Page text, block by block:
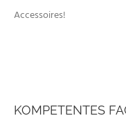
Accessoires!
KOMPETENTES